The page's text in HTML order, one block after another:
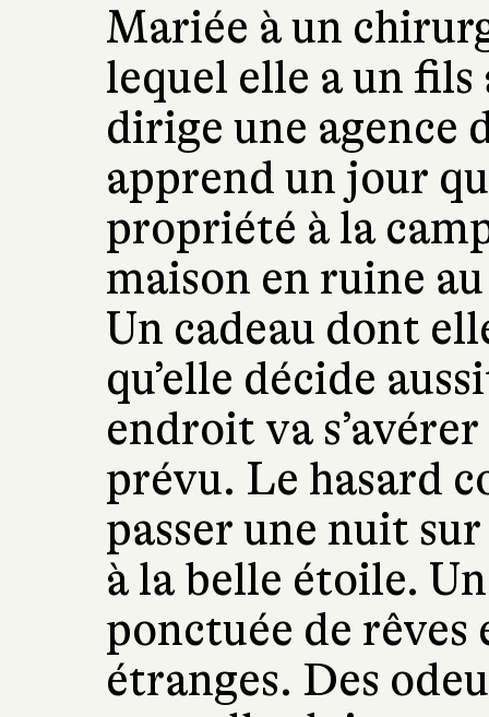
Mariée à un
lequel elle a un
dirige une agence
apprend un jour
propriété à la
maison en ruine
Un cadeau dont
qu’elle décide
endroit va
prévu. Le hasard
passer une nuit
à la belle étoile.
ponctuée de rêves
étranges. Des